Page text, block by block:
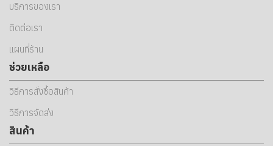
บริการของเรา
ติดต่อเรา
แผนที่ร้าน
ช่วยเหลือ
วิธีการสั่งซื้อสินค้า
วิธีการจัดส่ง
สินค้า